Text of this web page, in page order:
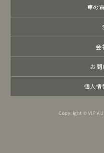
車の
会
お問
個人情
Copyright © VIP